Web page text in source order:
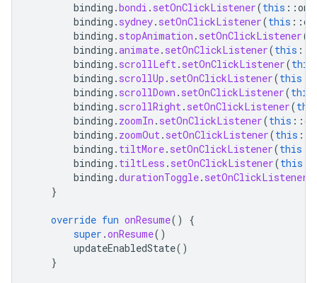
binding .bondi . setOnClickListener(this ::
binding . sydney. setOnClickListener(this ::
binding . stopAnimation . setOnClickListener(
binding .animate. setOnClickListener(this ::
binding . scrollLeft. setOnClickListener(this
binding . scrollUp . setOnClickListener(this
binding . scrollDown . setOnClickListener(this
binding . scrollRight. setOnClickListener(
binding . zoomIn . setOnClickListener(this ::
binding . zoomOut. setOnClickListener(this ::
binding . tiltMore. setOnClickListener(this
binding . tiltLess . setOnClickListener(this
binding .durationToggle. setOnClickListener
}
override fun onResume()
{
super .onResume()
updateEnabledState()
}